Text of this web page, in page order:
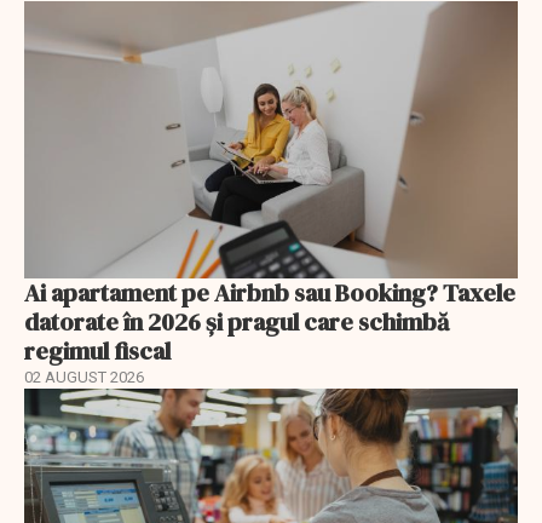
Ai apartament pe Airbnb sau Booking? Taxele
datorate în 2026 și pragul care schimbă
regimul fiscal
02 AUGUST 2026